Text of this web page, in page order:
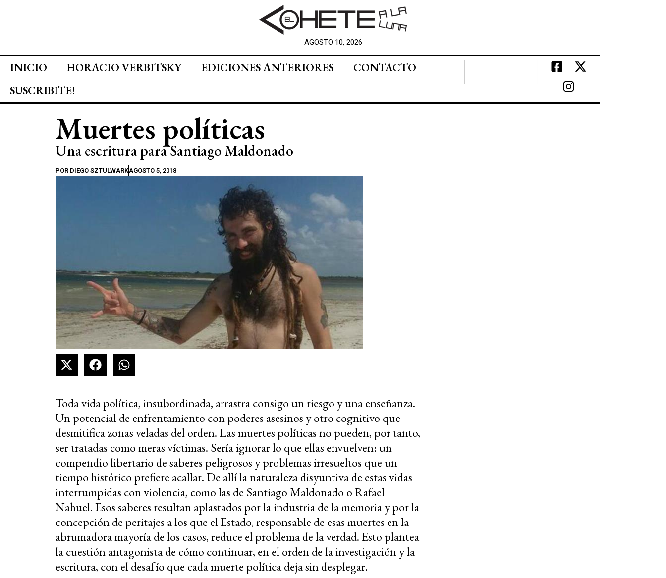
AGOSTO 10, 2026
INICIO HORACIO VERBITSKY EDICIONES ANTERIORES
CONTACTO
SUSCRIBITE!
Muertes políticas
Una escritura para Santiago Maldonado
POR DIEGO SZTULWARKAGOSTO 5, 2018
Toda vida política, insubordinada, arrastra consigo un riesgo y una enseñanza.
Un potencial de enfrentamiento con poderes asesinos y otro cognitivo que
desmitifica zonas veladas del orden. Las muertes políticas no pueden, por tanto,
ser tratadas como meras víctimas. Sería ignorar lo que ellas envuelven: un
compendio libertario de saberes peligrosos y problemas irresueltos que un
tiempo histórico prefiere acallar. De allí la naturaleza disyuntiva de estas vidas
interrumpidas con violencia, como las de Santiago Maldonado o Rafael
Nahuel. Esos saberes resultan aplastados por la industria de la memoria y por la
concepción de peritajes a los que el Estado, responsable de esas muertes en la
abrumadora mayoría de los casos, reduce el problema de la verdad. Esto plantea
la cuestión antagonista de cómo continuar, en el orden de la investigación y la
escritura, con el desafío que cada muerte política deja sin desplegar.